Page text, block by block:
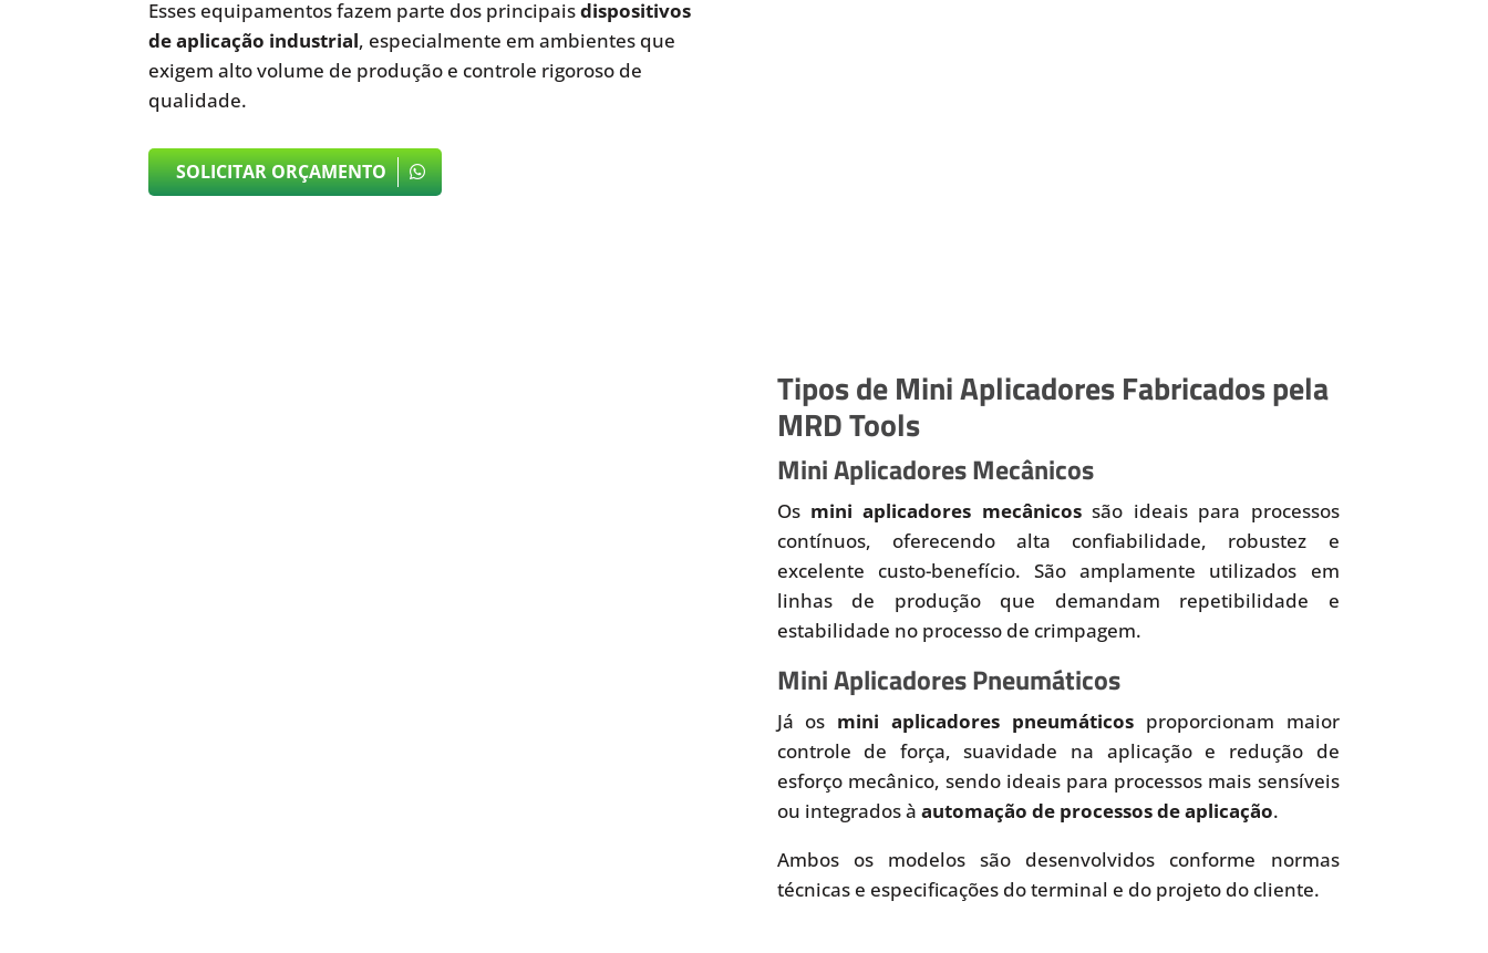
Esses equipamentos fazem parte dos principaisdispositivos
de aplicação industrial, especialmente em ambientes que
exigem alto volume de produção e controle rigoroso de
qualidade.
SOLICITAR ORÇAMENTO
Tipos de Mini Aplicadores Fabricados pela
MRD Tools
Mini Aplicadores Mecânicos
Os mini aplicadores mecânicossão ideais para processos
contínuos, oferecendo alta confiabilidade, robustez e
excelente custo-benefício. São amplamente utilizados em
linhas de produção que demandam repetibilidade e
estabilidade no processo de crimpagem.
Mini Aplicadores Pneumáticos
Já os mini aplicadores pneumáticosproporcionam maior
controle de força, suavidade na aplicação e redução de
esforço mecânico, sendo ideais para processos mais sensíveis
ou integrados à automação de processos de aplicação.
Ambos os modelos são desenvolvidos conforme normas
técnicas e especificações do terminal e do projeto do cliente.